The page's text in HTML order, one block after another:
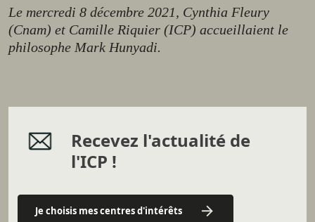
Le mercredi 8 décembre 2021, Cynthia Fleury
(Cnam) et Camille Riquier (ICP) accueillaient le
philosophe Mark Hunyadi.
Recevez l'actualité de
l'ICP !
Je choisis mes centres d'intérêts